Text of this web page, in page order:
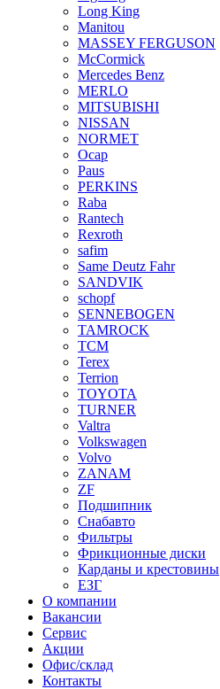
Long King
Manitou
MASSEY FERGUSON
McCormick
Mercedes Benz
MERLO
MITSUBISHI
NISSAN
NORMET
Ocap
Paus
PERKINS
Raba
Rantech
Rexroth
safim
Same Deutz Fahr
SANDVIK
schopf
SENNEBOGEN
TAMROCK
TCM
Terex
Terrion
TOYOTA
TURNER
Valtra
Volkswagen
Volvo
ZANAM
ZF
Подшипник
Снабавто
Фильтры
Фрикционные диски
Карданы и крестовины
ЕЗГ
О компании
Вакансии
Сервис
Акции
Офис/склад
Контакты